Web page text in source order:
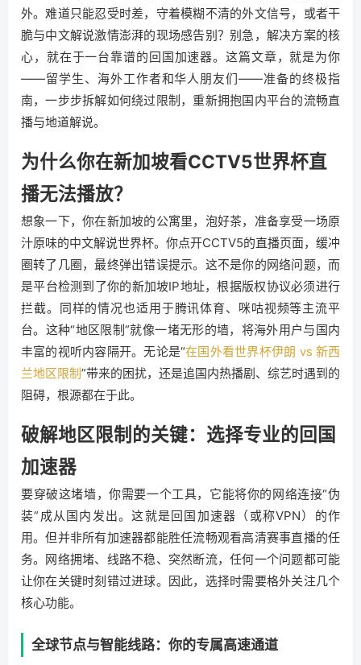
外。难道只能忍受时差，守着模糊不清的外文信号，或者干
脆与中文解说激情澎湃的现场感告别？别急，解决方案的核
心，就在于一台靠谱的回国加速器。这篇文章，就是为你
——留学生、海外工作者和华人朋友们——准备的终极指
南，一步步拆解如何绕过限制，重新拥抱国内平台的流畅直
播与地道解说。
为什么你在新加坡看CCTV5世界杯直
播无法播放？
想象一下，你在新加坡的公寓里，泡好茶，准备享受一场原
汁原味的中文解说世界杯。你点开CCTV5的直播页面，缓冲
圈转了几圈，最终弹出错误提示。这不是你的网络问题，而
是平台检测到了你的新加坡IP地址，根据版权协议必须进行
拦截。同样的情况也适用于腾讯体育、咪咕视频等主流平
台。这种“地区限制”就像一堵无形的墙，将海外用户与国内
丰富的视听内容隔开。无论是“在国外看世界杯伊朗 vs 新西
兰地区限制”带来的困扰，还是追国内热播剧、综艺时遇到的
阻碍，根源都在于此。
破解地区限制的关键：选择专业的回国
加速器
要穿破这堵墙，你需要一个工具，它能将你的网络连接“伪
装”成从国内发出。这就是回国加速器（或称VPN）的作
用。但并非所有加速器都能胜任流畅观看高清赛事直播的任
务。网络拥堵、线路不稳、突然断流，任何一个问题都可能
让你在关键时刻错过进球。因此，选择时需要格外关注几个
核心功能。
全球节点与智能线路：你的专属高速通道